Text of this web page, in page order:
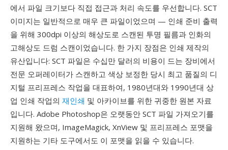
에서 파일 크기보다 직접 접근과 처리 속도를 우선합니다. SCT
이미지는 일반적으로 매우 큰 파일이었으며 — 인쇄 준비 출력
을 위해 300dpi 이상의 해상도로 스캔된 투명 필름과 인화의
고해상도 드럼 스캔이었습니다. 한 가지 장점은 인쇄 제작의
유산입니다: SCT 파일은 수십만 달러의 비용이 드는 장비에서
전문 오퍼레이터가 스캔하고 색상 보정한 당시 최고 품질의 디
지털 프리프레스 작업을 대표하여, 1980년대와 1990년대 상
업 인쇄 작업의 재인쇄 및 아카이브를 위한 귀중한 원본 자료
입니다. Adobe Photoshop은 오랫동안 SCT 파일 가져오기를
지원해 왔으며, ImageMagick, XnView 및 프리프레스 포맷을
지원하는 기타 도구에서도 이 포맷을 읽을 수 있습니다.